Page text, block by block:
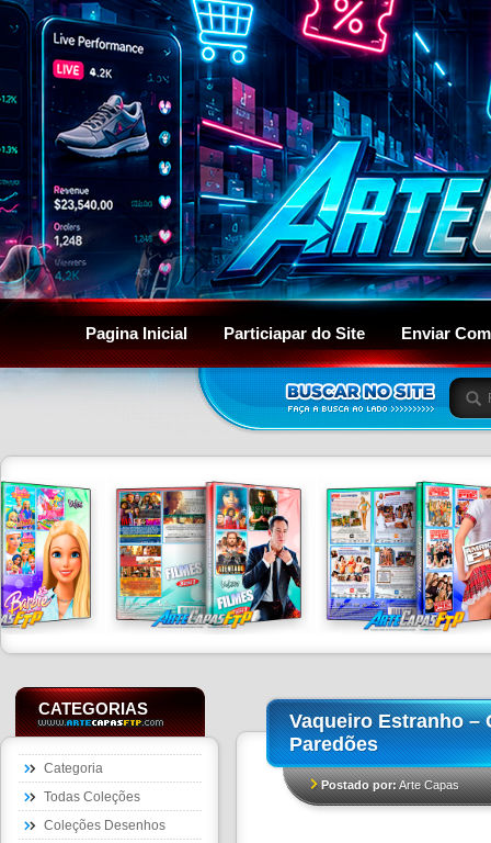
Pagina Inicial Particiapar do Site Enviar
CATEGORIAS
Categoria
Todas Coleções
Coleções Desenhos
Vaqueiro Estranho –
Paredões
Postado por:Arte Capas